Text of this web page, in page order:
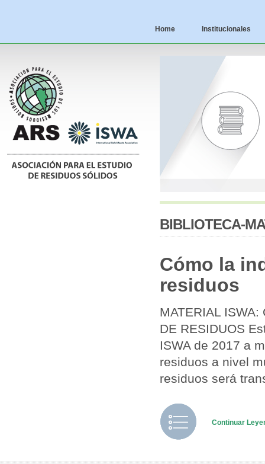
Home Institucionales
BIBLIOTECA-
Cómo la
residuos
MATERIAL ISWA:
DE RESIDUOS
ISWA de 2017 a
residuos a nivel
residuos será
Continuar